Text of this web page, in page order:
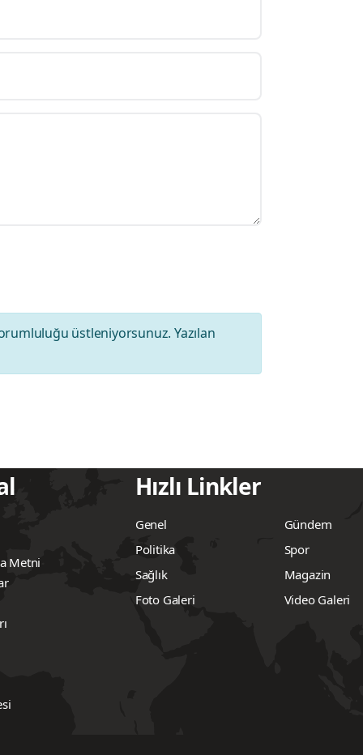
üstleniyorsunuz. Yazılan
Metni
Hızlı Linkler
Genel Gündem
Politika
Spor
Sağlık
Magazin
Foto Galeri
Video Galeri